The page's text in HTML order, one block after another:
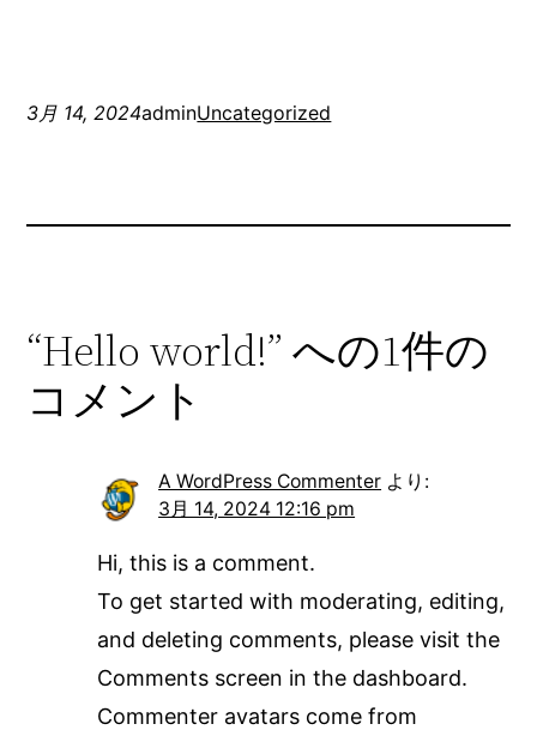
3月 14, 2024adminUncategorized
“Hello world!” への1件の
コメント
A WordPress Commenter より:
3月 14, 2024 12:16 pm
Hi, this is a comment.
To get started with moderating, editing,
and deleting comments, please visit the
Comments screen in the dashboard.
Commenter avatars come from